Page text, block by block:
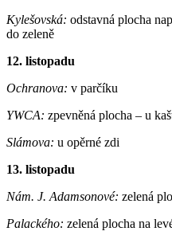
Kylešovská: odstavná plocha
do zeleně
12. listopadu
Ochranova: v parčíku
YWCA: zpevněná plocha – u
Slámova: u opěrné zdi
13. listopadu
Nám. J. Adamsonové: zelená
Palackého: zelená plocha na